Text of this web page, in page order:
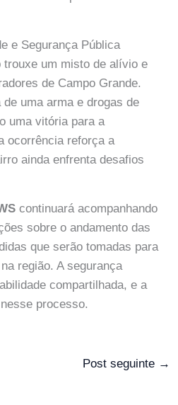
e Segurança Pública
trouxe um misto de alívio e
de Campo Grande.
uma arma e drogas de
uma vitória para a
ocorrência reforça a
ainda enfrenta desafios
continuará acompanhando
sobre o andamento das
que serão tomadas para
região. A segurança
compartilhada, e a
processo.
Post seguinte →